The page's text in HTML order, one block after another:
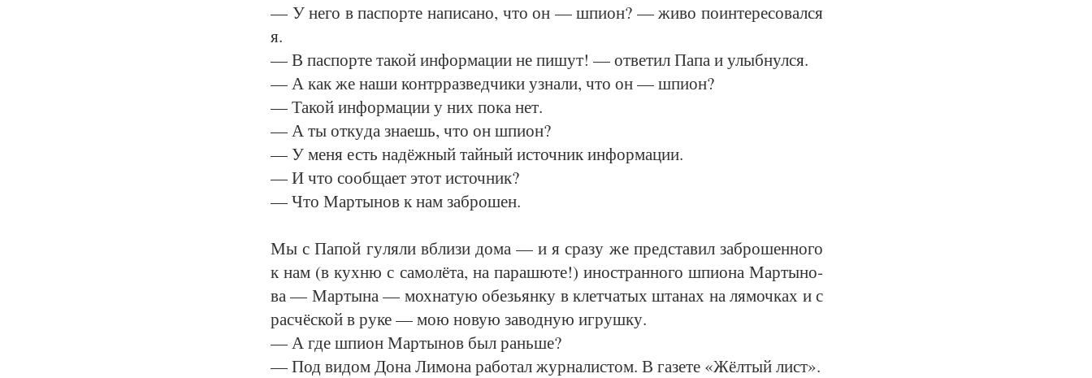
— У не­го в пас­пор­те на­пи­са­но, что он — шпи­он? — жи­во по­ин­те­ре­со­вал­ся
я.
— В пас­пор­те та­кой ин­фор­ма­ции не пи­шут! — от­ве­тил Па­па и улыб­нул­ся.
— А как же на­ши контр­раз­вед­чи­ки узна­ли, что он — шпи­он?
— Та­кой ин­фор­ма­ции у них по­ка нет.
— А ты от­ку­да зна­ешь, что он шпи­он?
— У ме­ня есть на­дёж­ный тай­ный ис­точ­ник ин­фор­ма­ции.
— И что со­об­ща­ет этот ис­точ­ник?
— Что Мар­ты­нов к нам за­бро­шен.
Мы с Па­пой гу­ля­ли вб­ли­зи до­ма — и я сра­зу же пред­ста­вил за­бро­шен­но­го
к нам (в кух­ню с са­мо­лёта, на па­ра­шю­те!) ино­стран­но­го шпи­о­на Мар­ты­но­
ва — Мар­ты­на — мох­на­тую обезь­ян­ку в клет­ча­тых шта­нах на ля­моч­ках и с
рас­чёс­кой в ру­ке — мою но­вую за­вод­ную иг­руш­ку.
— А где шпи­он Мар­ты­нов был рань­ше?
— Под ви­дом До­на Ли­мо­на ра­бо­тал жур­на­лис­том. В га­зе­те «Жёл­тый лист».